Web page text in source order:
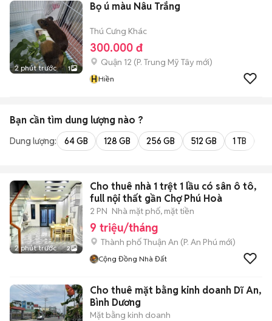
2 phút trước 1
Bọ ú màu Nâu Trắng
Thú Cưng Khác
300.000 đ
Quận 12 (P. Trung Mỹ Tây mới)
HHiền
Bạn cần tìm dung lượng nào ?
Dung lượng: 64 GB 128 GB 256 GB 512 GB 1 TB
2 phút trước 2
Cho thuê nhà 1 trệt 1 lầu có sân ô tô,
full nội thất gần Chợ Phú Hoà
2 PN Nhà mặt phố, mặt tiền
9 triệu/tháng
Thành phố Thuận An (P. An Phú mới)
Cộng Đồng Nhà Đất
Cho thuê mặt bằng kinh doanh Dĩ An,
Bình Dương
Mặt bằng kinh doanh